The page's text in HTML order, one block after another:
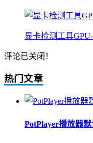
显卡检测工具
评论已关闭！
热门文章
PotPlayer播放器